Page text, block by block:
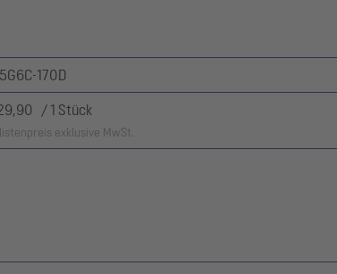
170D
/ 1 Stück
exklusive MwSt.